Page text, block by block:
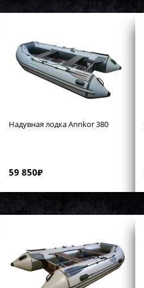
Надувная лодка Annkor 380
59 850₽